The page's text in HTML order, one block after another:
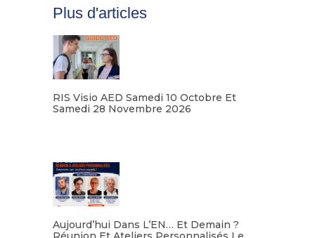
Plus d'articles
RIS Visio AED Samedi 10 Octobre Et
Samedi 28 Novembre 2026
Aujourd’hui Dans L’EN… Et Demain ?